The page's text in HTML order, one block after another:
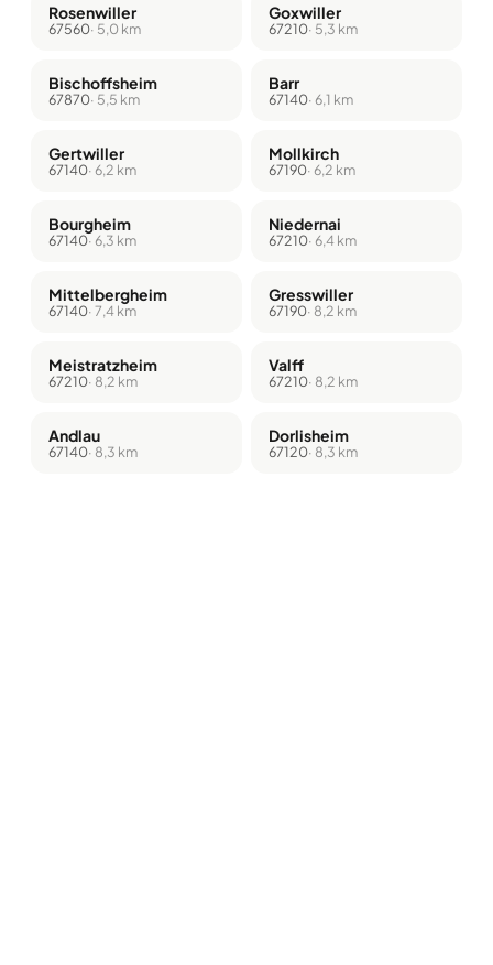
Rosenwiller
67560· 5,0 km
Goxwiller
67210· 5,3 km
Bischoffsheim
67870· 5,5 km
Barr
67140· 6,1 km
Gertwiller
67140· 6,2 km
Mollkirch
67190· 6,2 km
Bourgheim
67140· 6,3 km
Niedernai
67210· 6,4 km
Mittelbergheim
67140· 7,4 km
Gresswiller
67190· 8,2 km
Meistratzheim
67210· 8,2 km
Valff
67210· 8,2 km
Andlau
67140· 8,3 km
Dorlisheim
67120· 8,3 km